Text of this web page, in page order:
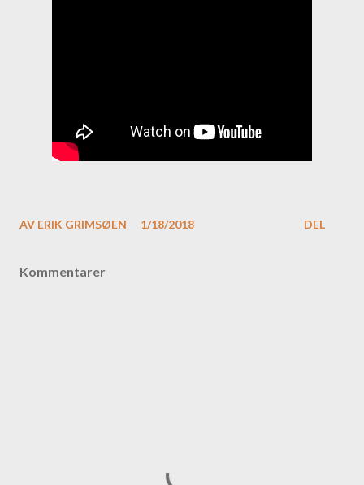
AV ERIK GRIMSØEN 1/18/2018 DEL
Kommentarer